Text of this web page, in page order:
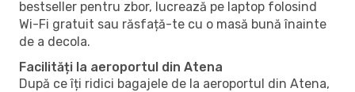
bestseller pentru zbor, lucrează pe laptop folosind
Wi-Fi gratuit sau răsfață-te cu o masă bună înainte
de a decola.
Facilități la aeroportul din Atena
După ce îți ridici bagajele de la aeroportul din Atena,